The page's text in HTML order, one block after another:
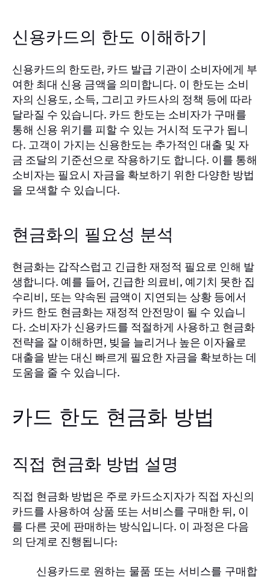
신용카드의 한도 이해하기
신용카드의 한도란, 카드 발급 기관이 소비자에게 부
여한 최대 신용 금액을 의미합니다. 이 한도는 소비
자의 신용도, 소득, 그리고 카드사의 정책 등에 따라
달라질 수 있습니다. 카드 한도는 소비자가 구매를
통해 신용 위기를 피할 수 있는 거시적 도구가 됩니
다. 고객이 가지는 신용한도는 추가적인 대출 및 자
금 조달의 기준선으로 작용하기도 합니다. 이를 통해
소비자는 필요시 자금을 확보하기 위한 다양한 방법
을 모색할 수 있습니다.
현금화의 필요성 분석
현금화는 갑작스럽고 긴급한 재정적 필요로 인해 발
생합니다. 예를 들어, 긴급한 의료비, 예기치 못한 집
수리비, 또는 약속된 금액이 지연되는 상황 등에서
카드 한도 현금화는 재정적 안전망이 될 수 있습니
다. 소비자가 신용카드를 적절하게 사용하고 현금화
전략을 잘 이해하면, 빚을 늘리거나 높은 이자율로
대출을 받는 대신 빠르게 필요한 자금을 확보하는 데
도움을 줄 수 있습니다.
카드 한도 현금화 방법
직접 현금화 방법 설명
직접 현금화 방법은 주로 카드소지자가 직접 자신의
카드를 사용하여 상품 또는 서비스를 구매한 뒤, 이
를 다른 곳에 판매하는 방식입니다. 이 과정은 다음
의 단계로 진행됩니다:
신용카드로 원하는 물품 또는 서비스를 구매합